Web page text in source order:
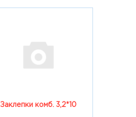
Заклепки комб. 3,2*10